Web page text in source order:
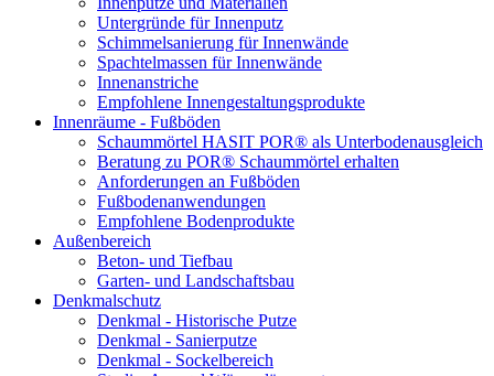
Untergründe für Innenputz
Schimmelsanierung für Innenwände
Spachtelmassen für Innenwände
Innenanstriche
Empfohlene Innengestaltungsprodukte
Innenräume - Fußböden
Schaummörtel HASIT POR® als Unterbodenausgleich
Beratung zu POR® Schaummörtel erhalten
Anforderungen an Fußböden
Fußbodenanwendungen
Empfohlene Bodenprodukte
Außenbereich
Beton- und Tiefbau
Garten- und Landschaftsbau
Denkmalschutz
Denkmal - Historische Putze
Denkmal - Sanierputze
Denkmal - Sockelbereich